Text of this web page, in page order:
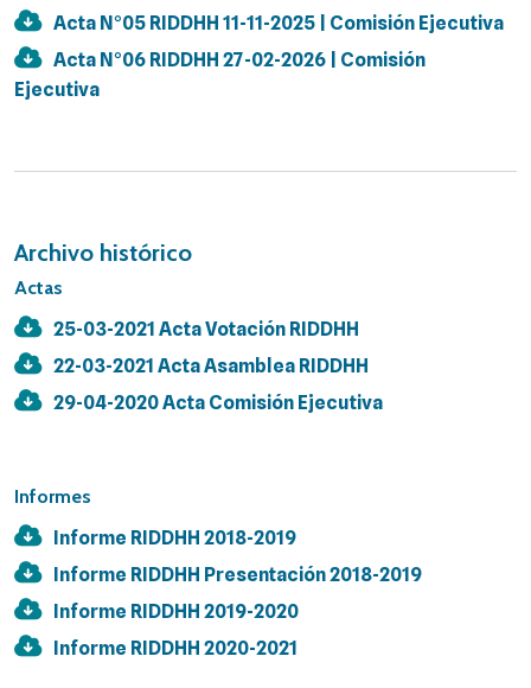
Acta N°05 RIDDHH 11-11-2025 | Comisión Ejecutiva
Acta N°06 RIDDHH 27-02-2026 | Comisión
Ejecutiva
Archivo histórico
Actas
25-03-2021 Acta Votación RIDDHH
22-03-2021 Acta Asamblea RIDDHH
29-04-2020 Acta Comisión Ejecutiva
Informes
Informe RIDDHH 2018-2019
Informe RIDDHH Presentación 2018-2019
Informe RIDDHH 2019-2020
Informe RIDDHH 2020-2021